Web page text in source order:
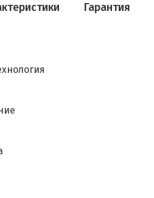
Гарантия